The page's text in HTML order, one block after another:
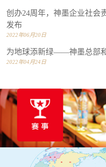
创办24周年，神墨企业社
发布
2022年06月20日
为地球添新绿——神墨总部
2022年04月24日